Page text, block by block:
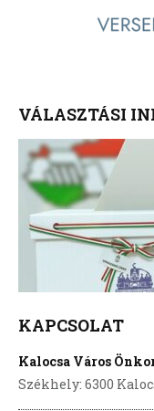
VÁLASZTÁSI
KAPCSOLAT
Kalocsa Város
Székhely: 6300